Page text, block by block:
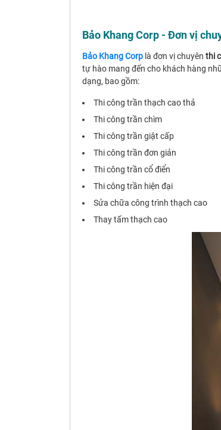
Bảo Khang Corp - Đơn vị
Bảo Khang Corp là đơn vị chuyên thi
tự hào mang đến cho khách hàng
dạng, bao gồm:
Thi công trần thạch cao thả
Thi công trần chìm
Thi công trần giật cấp
Thi công trần đơn giản
Thi công trần cổ điển
Thi công trần hiện đại
Sửa chữa công trình thạch cao
Thay tấm thạch cao